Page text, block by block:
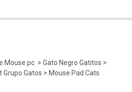
Mouse pc > Gato Negro Gatitos >
Grupo Gatos > Mouse Pad Cats